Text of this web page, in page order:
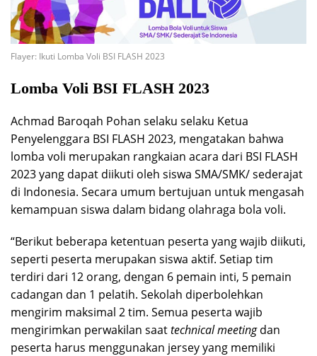
Flayer: Ikuti Lomba Voli BSI FLASH 2023
Lomba Voli BSI FLASH 2023
Achmad Baroqah Pohan selaku selaku Ketua
Penyelenggara BSI FLASH 2023, mengatakan bahwa
lomba voli merupakan rangkaian acara dari BSI FLASH
2023 yang dapat diikuti oleh siswa SMA/SMK/ sederajat
di Indonesia. Secara umum bertujuan untuk mengasah
kemampuan siswa dalam bidang olahraga bola voli.
“Berikut beberapa ketentuan peserta yang wajib diikuti,
seperti peserta merupakan siswa aktif. Setiap tim
terdiri dari 12 orang, dengan 6 pemain inti, 5 pemain
cadangan dan 1 pelatih. Sekolah diperbolehkan
mengirim maksimal 2 tim. Semua peserta wajib
mengirimkan perwakilan saattechnical meetingdan
peserta harus menggunakan jersey yang memiliki